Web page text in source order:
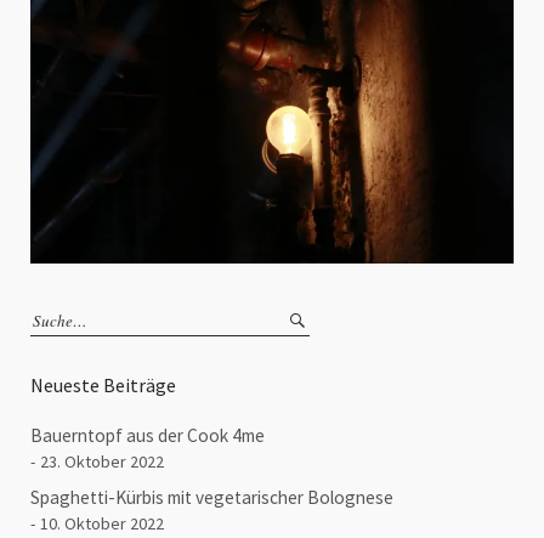
Neueste Beiträge
Bauerntopf aus der Cook 4me
23. Oktober 2022
Spaghetti-Kürbis mit vegetarischer Bolognese
10. Oktober 2022